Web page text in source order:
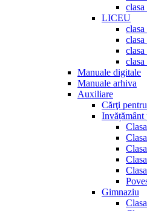
LICEU
Manuale digitale
Manuale arhiva
Auxiliare
Cărţi
Invățământ
Gimnaziu